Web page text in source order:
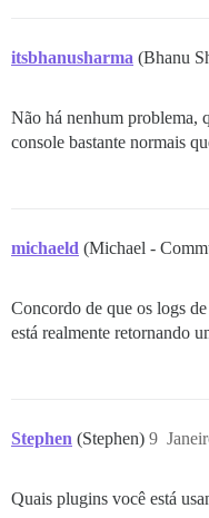
itsbhanusharma (Bhanu
Não há nenhum problema,
console bastante normais
michaeld (Michael -
Concordo de que os logs
está realmente retornando
Stephen (Stephen) 9
Quais plugins você está